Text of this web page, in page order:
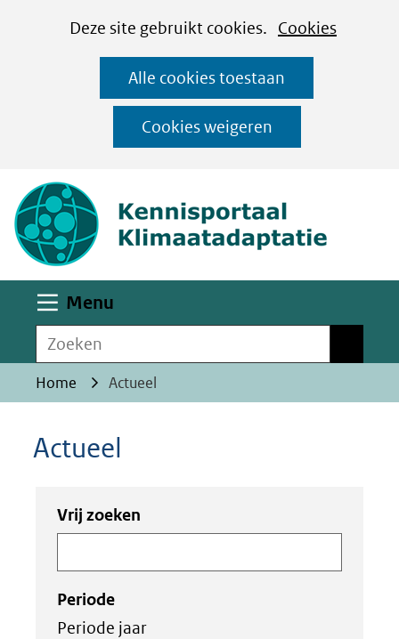
CookiesDeze site gebruikt cookies. Cookies
op
deze
website
worden
toegestaan
geweigerd.
Alle cookies toestaan
Cookies weigeren
Ga
naar
de
inhoud
Menu
Zoeken
Home Actueel
Actueel
Zoeken
in
de
index
Zoeken
de
index
Vrij zoeken
Periode
Periode jaar